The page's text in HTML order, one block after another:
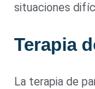
situaciones
Terapia
La terapia de